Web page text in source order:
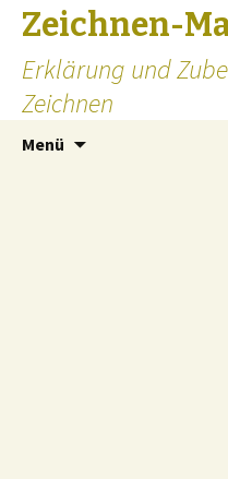
Zeichnen-
Erklärung und
Zeichnen
Menü